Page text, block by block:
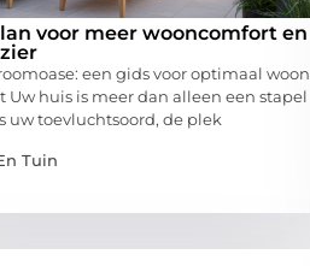
voor meer wooncomfort en
een gids voor optimaal
Uw huis is meer dan alleen een stapel
uw toevluchtsoord, de plek
Tuin